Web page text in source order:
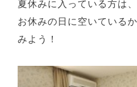
夏休みに入っている方は
お休みの日に空いている
みよう！